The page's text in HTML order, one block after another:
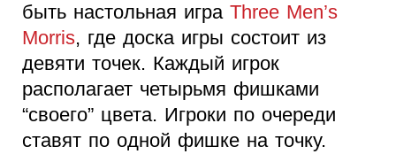
быть настольная игра Three Men’s
Morris, где доска игры состоит из
девяти точек. Каждый игрок
располагает четырьмя фишками
“своего” цвета. Игроки по очереди
ставят по одной фишке на точку.